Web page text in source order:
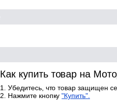
Как купить товар на
Убедитесь, что товар защищен
Нажмите кнопку"Купить".